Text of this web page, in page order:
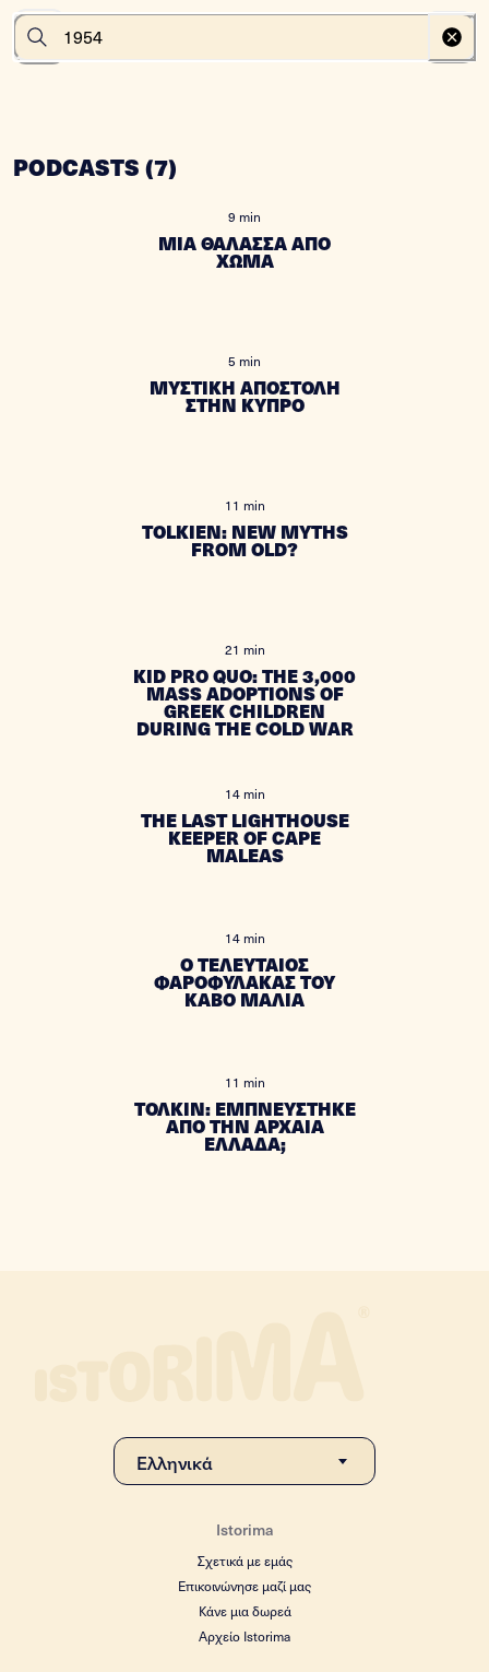
PODCASTS (7)
9 min
ΜΙΑ ΘΑΛΑΣΣΑ ΑΠΟ
ΧΩΜΑ
5 min
ΜΥΣΤΙΚΗ ΑΠΟΣΤΟΛΗ
ΣΤΗΝ ΚΥΠΡΟ
11 min
TOLKIEN: NEW MYTHS
FROM OLD?
21 min
KID PRO QUO: THE 3,000
MASS ADOPTIONS OF
GREEK CHILDREN
DURING THE COLD WAR
14 min
THE LAST LIGHTHOUSE
KEEPER OF CAPE
MALEAS
14 min
Ο ΤΕΛΕΥΤΑΙΟΣ
ΦΑΡΟΦΥΛΑΚΑΣ ΤΟΥ
ΚΑΒΟ ΜΑΛΙΑ
11 min
ΤΟΛΚΙΝ: ΕΜΠΝΕΥΣΤΗΚΕ
ΑΠΟ ΤΗΝ ΑΡΧΑΙΑ
ΕΛΛΑΔΑ;
Istorima
Σχετικά με εμάς
Επικοινώνησε μαζί μας
Κάνε μια δωρεά
Αρχείο Istorima